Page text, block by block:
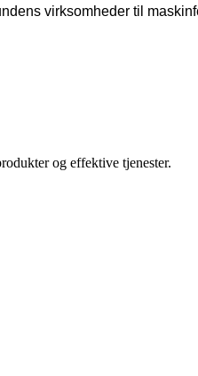
virksomheder til
og effektive tjenester.